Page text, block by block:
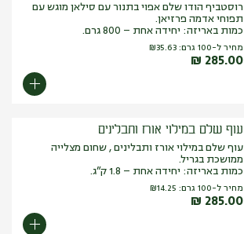
רוסטביף הודו שלם אפוי בתנור עם סילאן מוגש עם
תפוחי אדמה פרזיאן.
כמות באריזה: יחידה אחת – 800 גרם.
מחיר ל-100 גרם: ₪35.63
₪ 285.00
עוף שלם במילוי אורז ותבלינים
עוף שלם במילוי אורז ותבלינים , שחום מצלייה
ממושכת בגריל.
כמות באריזה: יחידה אחת – 1.8 ק”ג.
מחיר ל-100 גרם: ₪14.25
₪ 285.00